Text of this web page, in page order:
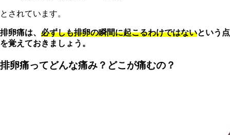
とされています。
排卵痛は、 必ずしも排卵の瞬間に起こるわけではないという点
を覚えておきましょう。
排卵痛ってどんな痛み？どこが痛むの？